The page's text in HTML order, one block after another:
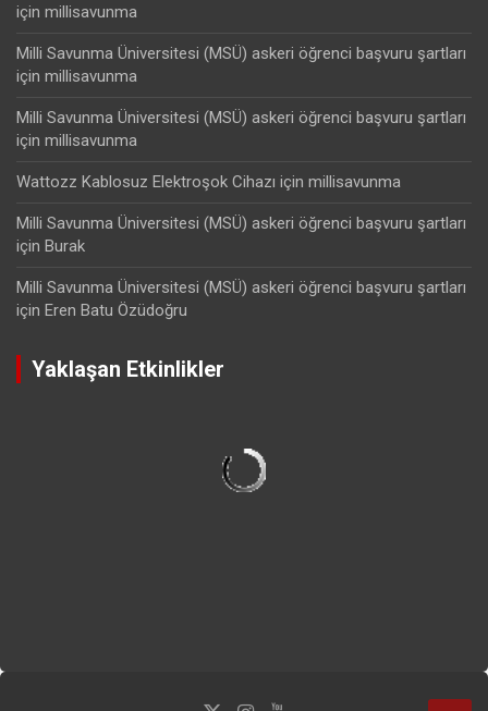
için millisavunma
Milli Savunma Üniversitesi (MSÜ) askeri öğrenci başvuru şartları
için millisavunma
Milli Savunma Üniversitesi (MSÜ) askeri öğrenci başvuru şartları
için millisavunma
Wattozz Kablosuz Elektroşok Cihazı için millisavunma
Milli Savunma Üniversitesi (MSÜ) askeri öğrenci başvuru şartları
için Burak
Milli Savunma Üniversitesi (MSÜ) askeri öğrenci başvuru şartları
için Eren Batu Özüdoğru
Yaklaşan Etkinlikler